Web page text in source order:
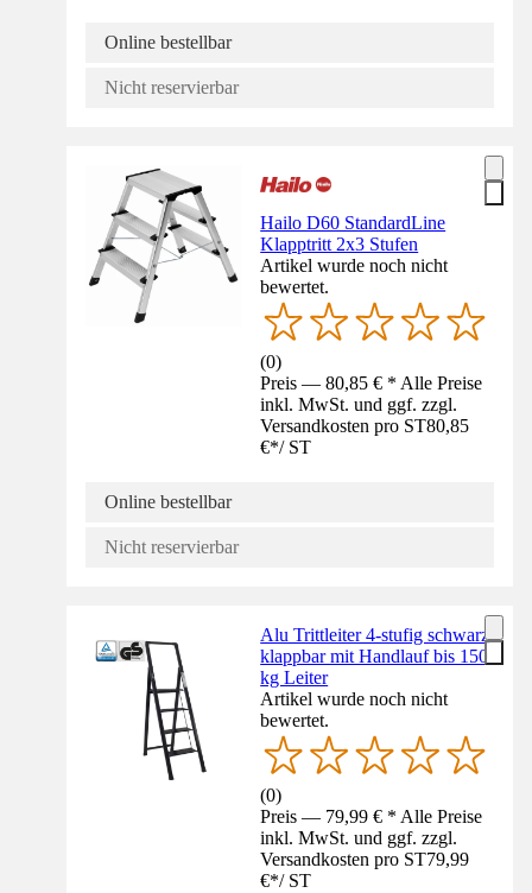
Online bestellbar
Nicht reservierbar
Hailo D60 StandardLine
Klapptritt 2x3 Stufen
Artikel wurde noch nicht
bewertet.
(0)
Preis — 80,85 € * Alle Preise
inkl. MwSt. und ggf. zzgl.
Versandkosten pro ST80,85
€*/ ST
Online bestellbar
Nicht reservierbar
Alu Trittleiter 4-stufig schwarz
klappbar mit Handlauf bis 150
kg Leiter
Artikel wurde noch nicht
bewertet.
(0)
Preis — 79,99 € * Alle Preise
inkl. MwSt. und ggf. zzgl.
Versandkosten pro ST79,99
€*/ ST